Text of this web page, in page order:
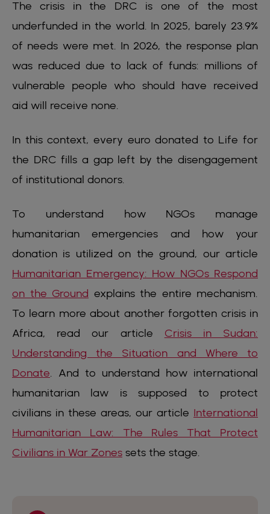
The crisis in the DRC is one of the most
underfunded in the world. In 2025, barely 23.9%
of needs were met. In 2026, the response plan
was reduced due to lack of funds: millions of
vulnerable people who should have received
aid will receive none.
In this context, every euro donated to Life for
the DRC fills a gap left by the disengagement
of institutional donors.
To understand how NGOs manage
humanitarian emergencies and how your
donation is utilized on the ground, our article
Humanitarian Emergency: How NGOs Respond
on the Ground explains the entire mechanism.
To learn more about another forgotten crisis in
Africa, read our article Crisis in Sudan:
Understanding the Situation and Where to
Donate . And to understand how international
humanitarian law is supposed to protect
civilians in these areas, our article International
Humanitarian Law: The Rules That Protect
Civilians in War Zones sets the stage.